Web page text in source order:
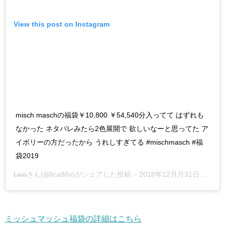
View this post on Instagram
misch maschの福袋￥10,800 ￥54,540分入ってて はずれも
なかった ネタバレみたら2色展開で 欲しいなーと思ってた ア
イボリーの方だったから うれしすぎてる #mischmasch #福
袋2019
Licaさん(@lica88x)がシェアした投稿 – 2018年12月月31日午後10時16分PST
ミッシュマッシュ福袋の詳細はこちら